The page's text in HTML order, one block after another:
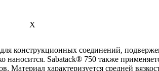
X
конструкционных соединений,
наносится. Sabatack® 750 также
Материал характеризуется средней